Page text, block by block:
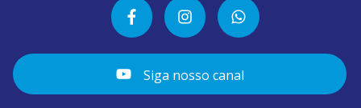
Siga nosso canal